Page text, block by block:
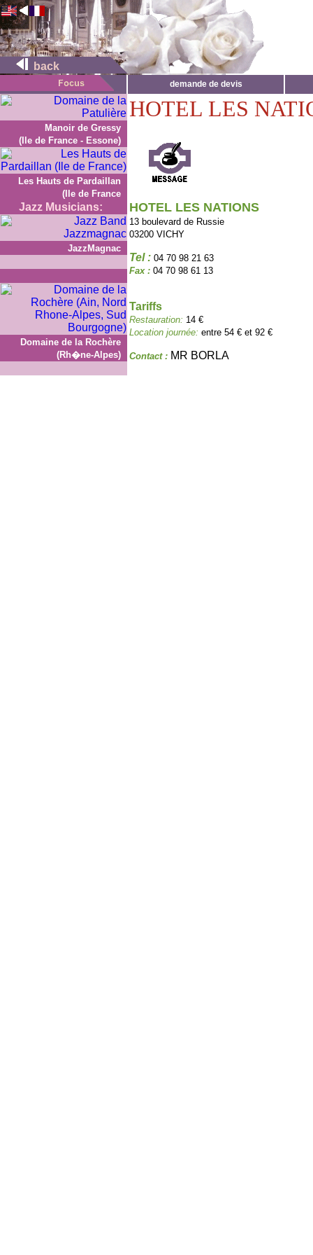
back
demande de devis
Manoir de Gressy
(Ile de France - Essone)
Les Hauts de Pardaillan
(Ile de France
Jazz Musicians:
JazzMagnac
Domaine de la Rochère
(Rh�ne-Alpes)
HOTEL LES
HOTEL LES NATIONS
13 boulevard de Russie
03200 VICHY
Tel : 04 70 98 21 63
Fax : 04 70 98 61 13
Tariffs
Restauration: 14 €
Location journée: entre 54 € et 92 €
Contact : MR BORLA